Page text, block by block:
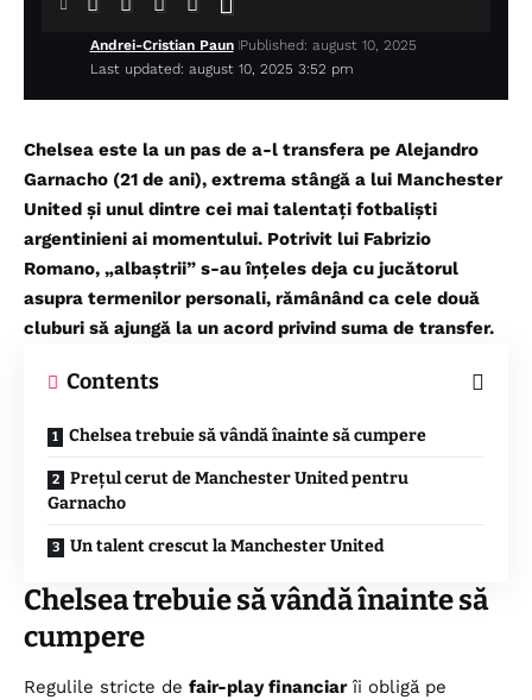
Last updated: august 10, 2025 3:52 pm
Andrei-Cristian Paun Published: august 10, 2025
Chelsea este la un pas de a-l transfera pe Alejandro
Garnacho (21 de ani), extrema stângă a lui Manchester
United și unul dintre cei mai talentați fotbaliști
argentinieni ai momentului. Potrivit lui Fabrizio
Romano, „albaștrii” s-au înțeles deja cu jucătorul
asupra termenilor personali, rămânând ca cele două
cluburi să ajungă la un acord privind suma de transfer.
Contents
Chelsea trebuie să vândă înainte să cumpere
Prețul cerut de Manchester United pentru
Garnacho
Un talent crescut la Manchester United
Chelsea trebuie să vândă înainte să
cumpere
Regulile stricte de fair-play financiarîi obligă pe